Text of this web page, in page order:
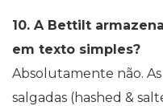
10. A Bettilt
em texto simples?
Absolutamente não.
salgadas (hashed &